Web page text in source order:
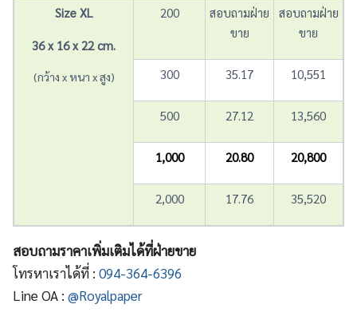
Size XL
36 x 16 x 22 cm.
(กว้าง x หนา x สูง)
200
สอบถามฝ่าย
ขาย
สอบถามฝ่าย
ขาย
300 35.17 10,551
500 27.12 13,560
1,000 20.80 20,800
2,000 17.76 35,520
สอบถามราคาเพิ่มเติมได้ที่ฝ่ายขาย
โทรหาเราได้ที่ : 094-364-6396
Line OA : @Royalpaper